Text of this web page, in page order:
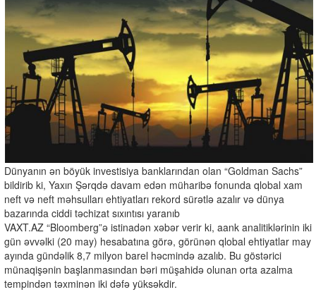
Dünyanın ən böyük investisiya banklarından olan “Goldman Sachs”
bildirib ki, Yaxın Şərqdə davam edən müharibə fonunda qlobal xam
neft və neft məhsulları ehtiyatları rekord sürətlə azalır və dünya
bazarında ciddi təchizat sıxıntısı yaranıb
VAXT.AZ “Bloomberg”ə istinadən xəbər verir ki, aank analitiklərinin iki
gün əvvəlki (20 may) hesabatına görə, görünən qlobal ehtiyatlar may
ayında gündəlik 8,7 milyon barel həcmində azalıb. Bu göstərici
münaqişənin başlanmasından bəri müşahidə olunan orta azalma
tempindən təxminən iki dəfə yüksəkdir.